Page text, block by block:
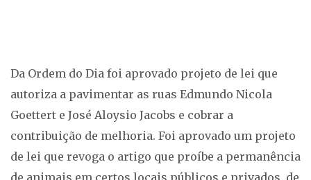
Da Ordem do Dia foi aprovado projeto de lei que
autoriza a pavimentar as ruas Edmundo Nicola
Goettert e José Aloysio Jacobs e cobrar a
contribuição de melhoria. Foi aprovado um projeto
de lei que revoga o artigo que proíbe a permanência